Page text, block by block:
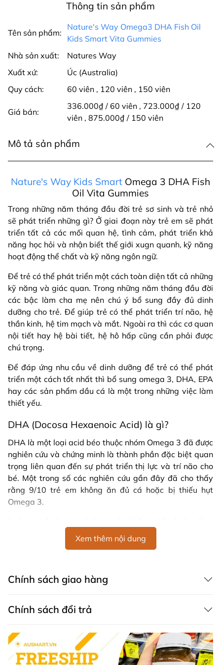
Thông tin sản phẩm
Tên sản phẩm:
Nature's Way Omega3 DHA Fish Oil
Kids Smart Vita Gummies
Nhà sản xuất:
Natures Way
Xuất xứ:
Úc (Australia)
Quy cách:
60 viên , 120 viên , 150 viên
Giá bán:
336.000₫ / 60 viên , 723.000₫ / 120
viên , 875.000₫ / 150 viên
Mô tả sản phẩm
Nature's Way Kids Smart Omega 3 DHA Fish
Oil Vita Gummies
Trong những năm tháng đầu đời trẻ sơ sinh và trẻ nhỏ
sẽ phát triển những gì? Ở giai đoạn này trẻ em sẽ phát
triển tất cả các mối quan hệ, tình cảm, phát triển khả
năng học hỏi và nhận biết thế giới xugn quanh, kỹ năng
hoạt động thể chất và kỹ năng ngôn ngữ.
Để trẻ có thể phát triển một cách toàn diện tất cả những
kỹ năng và giác quan. Trong những năm tháng đầu đời
các bậc làm cha mẹ nên chú ý bổ sung đầy đủ dinh
dưỡng cho trẻ. Để giúp trẻ có thể phát triển trí não, hệ
thần kinh, hệ tim mạch và mắt. Ngoài ra thì các cơ quan
nội tiết hay hệ bài tiết, hệ hô hấp cũng cần phải được
chú trọng.
Để đáp ứng nhu cầu về dinh dưỡng để trẻ có thể phát
triển một cách tốt nhất thì bổ sung omega 3, DHA, EPA
hay các sản phẩm dầu cá là một trong những việc làm
thiết yếu.
DHA (Docosa Hexaenoic Acid) là gì?
DHA là một loại acid béo thuộc nhóm Omega 3 đã được
nghiên cứu và chứng minh là thành phần đặc biệt quan
trọng liên quan đến sự phát triển thị lực và trí não cho
bé. Một trong số các nghiên cứu gần đây đã cho thấy
rằng 9/10 trẻ em không ăn đủ cá hoặc bị thiếu hụt
Omega 3.
Dưỡng chất Omega 3 DHA này không chỉ có tác động
đến sự phát triển của hệ thần kinh mà còn ảnh hưởng
đến quá trình học tập của trẻ.
Kẹo dẻo Nature's way kids smart omega 3 của Úc với
cùng với tỷ lệ vàng 5DHA: 1EPA là một sản phẩm tuyệt
còn có chứa vitamin giúp tăng cường sức đề kháng ở trẻ,
từ đó hạn chế tình trạng ốm vặt gây ảnh hưởng đến sức
khỏe của trẻ.
Xem thêm nội dung
Chính sách giao hàng
Chính sách đổi trả